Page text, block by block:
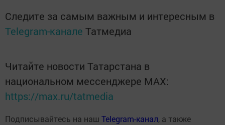
Следите за самым важным и интересным в
Telegram-канале Татмедиа
Читайте новости Татарстана в
национальном мессенджере MАХ:
https://max.ru/tatmedia
Подписывайтесь на наш Telegram-канал, а также